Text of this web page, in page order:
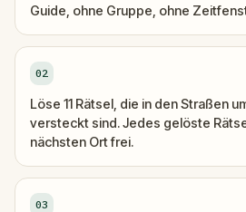
Guide, ohne Gruppe, ohne
02
Löse 11 Rätsel, die in den Straßen
versteckt sind. Jedes gelöste
nächsten Ort frei.
03